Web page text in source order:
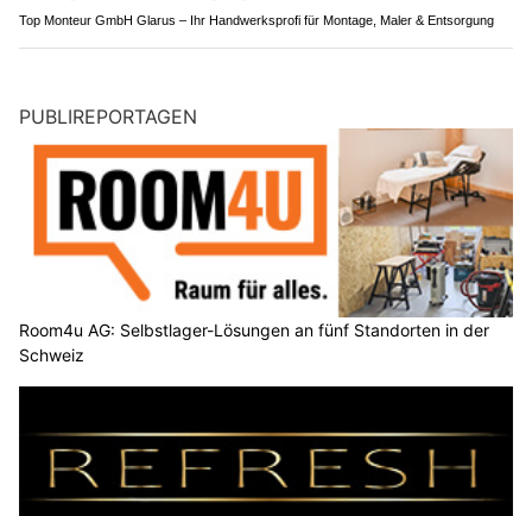
Top Monteur GmbH Glarus – Ihr Handwerksprofi für Montage, Maler & Entsorgung
PUBLIREPORTAGEN
Room4u AG: Selbstlager-Lösungen an fünf Standorten in der
Schweiz